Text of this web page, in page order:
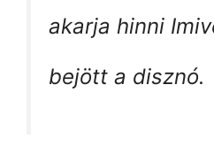
akarja hinni
bejött a disznó.